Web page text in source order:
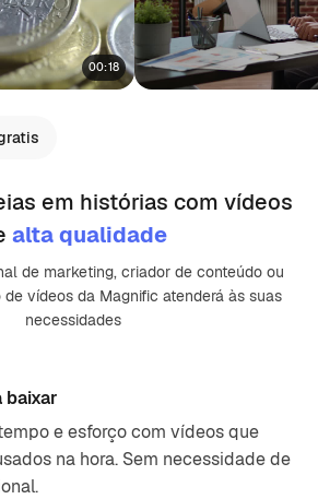
00:18
em histórias com vídeos
alta qualidade
de marketing, criador de conteúdo ou
vídeos da Magnific atenderá às suas
necessidades
baixar
e esforço com vídeos que
​​na hora. Sem necessidade de